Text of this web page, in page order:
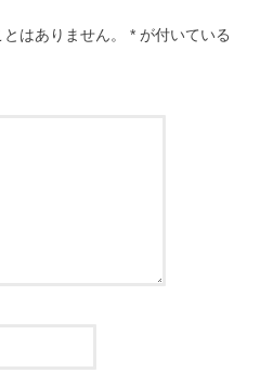
はありません。 * が付いている